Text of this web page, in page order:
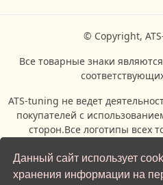
Данный сайт использует
хранения информации на
© Copyright,
Все товарные знаки
ATS-tuning не ведет
покупателей с
сторон.Все логотипы всех
исключительно с целью
возможности проведения
автомобилями,